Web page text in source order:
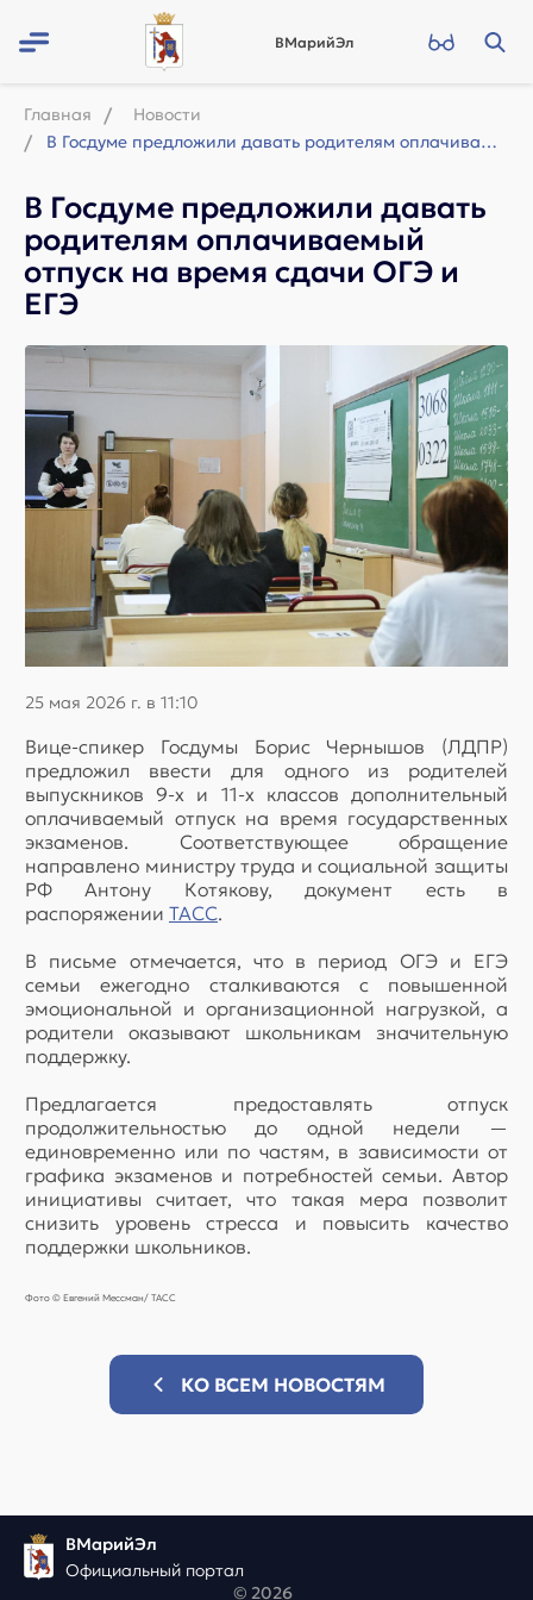
ВМарийЭл
Главная
Новости
В Госдуме предложили давать родителям оплачиваемый отпуск на время сдачи ОГЭ и Е...
В Госдуме предложили давать
родителям оплачиваемый
отпуск на время сдачи ОГЭ и
ЕГЭ
25 мая 2026 г. в 11:10
Вице-спикер Госдумы Борис Чернышов (ЛДПР)
предложил ввести для одного из родителей
выпускников 9-х и 11-х классов дополнительный
оплачиваемый отпуск на время государственных
экзаменов. Соответствующее обращение
направлено министру труда и социальной защиты
РФ Антону Котякову, документ есть в
распоряжении ТАСС.
В письме отмечается, что в период ОГЭ и ЕГЭ
семьи ежегодно сталкиваются с повышенной
эмоциональной и организационной нагрузкой, а
родители оказывают школьникам значительную
поддержку.
Предлагается предоставлять отпуск
продолжительностью до одной недели —
единовременно или по частям, в зависимости от
графика экзаменов и потребностей семьи. Автор
инициативы считает, что такая мера позволит
снизить уровень стресса и повысить качество
поддержки школьников.
Фото © Евгений Мессман/ ТАСС
КО ВСЕМ НОВОСТЯМ
ВМарийЭл
Официальный портал
© 2026